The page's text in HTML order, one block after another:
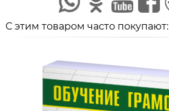
С этим товаром часто покупают: